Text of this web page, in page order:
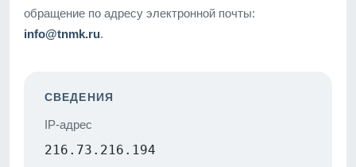
обращение по адресу электронной почты:
info@tnmk.ru.
СВЕДЕНИЯ
IP-адрес
216.73.216.194